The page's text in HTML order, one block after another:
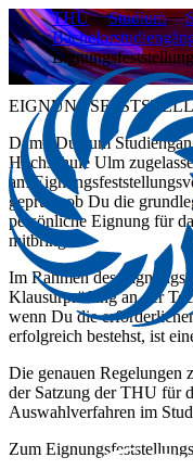
THU Studium
Damit Du zum
Hochschule Ulm
am
geprüft, ob Du die
persönliche Eignung für
mitbringst.
Im Rahmen des
Klausurprüfung an der
wenn Du die
erfolgreich bestehst, ist
Die genauen Regelungen
der Satzung der THU für
Auswahlverfahren im
Zum